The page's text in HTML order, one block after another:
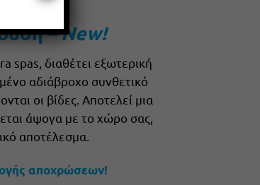
– New!
spas, διαθέτει εξωτερική
αδιάβροχο συνθετικό
οι βίδες. Αποτελεί μια
άψογα με το χώρο σας,
αποτέλεσμα.
αποχρώσεων!